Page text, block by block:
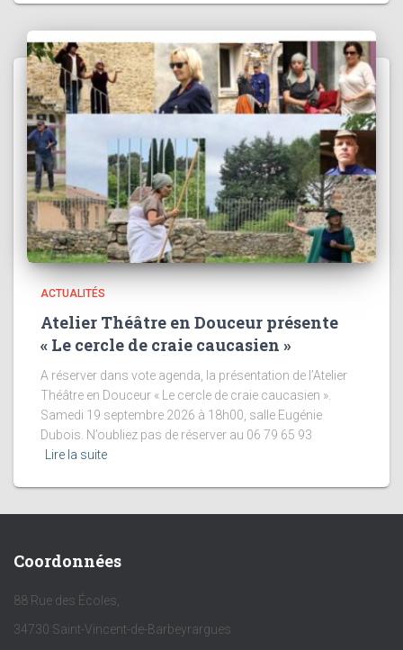
ACTUALITÉS
Atelier Théâtre en Douceur présente
« Le cercle de craie caucasien »
A réserver dans vote agenda, la présentation de l’Atelier
Théâtre en Douceur « Le cercle de craie caucasien ».
Samedi 19 septembre 2026 à 18h00, salle Eugénie
Dubois. N’oubliez pas de réserver au 06 79 65 93
Lire la suite
Coordonnées
88 Rue des Écoles,
34730 Saint-Vincent-de-Barbeyrargues